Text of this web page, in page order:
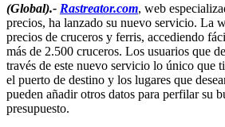
(Global).- Rastreator.com, web
precios, ha lanzado su nuevo servicio. La
precios de cruceros y ferris, accediendo
más de 2.500 cruceros. Los usuarios que
través de este nuevo servicio lo único que
el puerto de destino y los lugares que
pueden añadir otros datos para perfilar su
presupuesto.